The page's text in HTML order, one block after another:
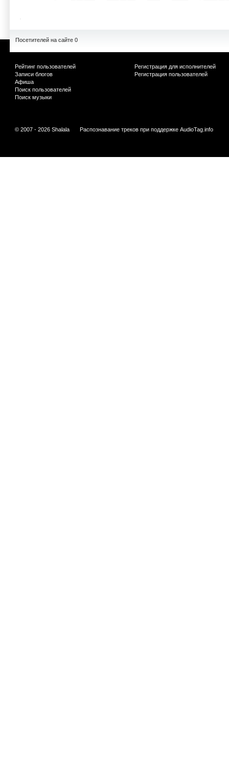
Посетителей на сайте 0
Рейтинг пользователей
Записи блогов
Афиша
Поиск пользователей
Поиск музыки
Регистрация для исполнителей
Регистрация пользователей
© 2007 - 2026 Shalala Распознавание треков при поддержке AudioTag.info